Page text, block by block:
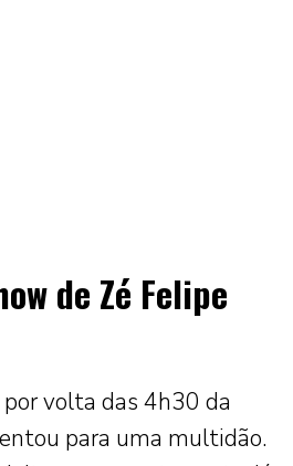
de Zé Felipe
volta das 4h30 da
para uma multidão.